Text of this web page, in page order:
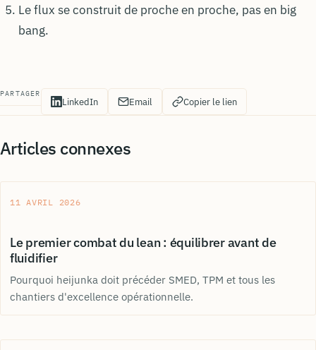
Le flux se construit de proche en proche, pas en big
bang.
PARTAGER
LinkedIn Email Copier le lien
Articles connexes
11 AVRIL 2026
Le premier combat du lean : équilibrer avant de
fluidifier
Pourquoi heijunka doit précéder SMED, TPM et tous les
chantiers d'excellence opérationnelle.